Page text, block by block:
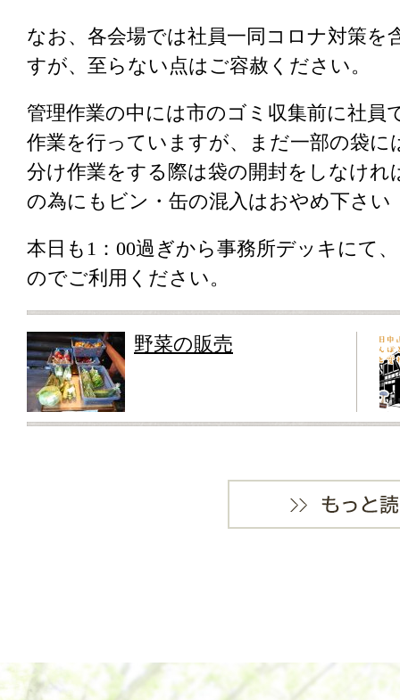
なお、各会場では社員一同コロナ対策を
すが、至らない点はご容赦ください。
管理作業の中には市のゴミ収集前に社員
作業を行っていますが、まだ一部の袋
分け作業をする際は袋の開封をしなけ
の為にもビン・缶の混入はおやめ下さい
本日も1：00過ぎから事務所デッキにて
のでご利用ください。
野菜の販売